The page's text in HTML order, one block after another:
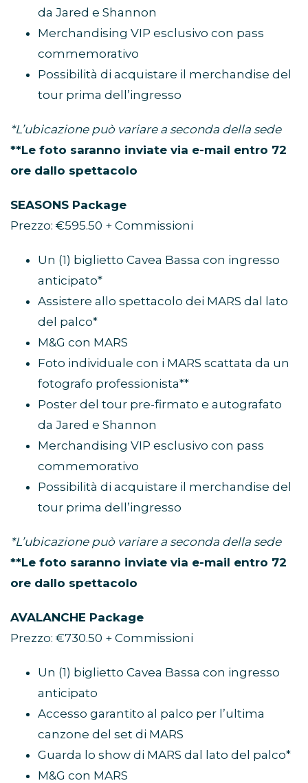
da Jared e Shannon
Merchandising VIP esclusivo con pass
commemorativo
Possibilità di acquistare il merchandise del
tour prima dell’ingresso
*L’ubicazione può variare a seconda della sede
**Le foto saranno inviate via e-mail entro 72
ore dallo spettacolo
SEASONS Package
Prezzo: €595.50 + Commissioni
Un (1) biglietto Cavea Bassa con ingresso
anticipato*
Assistere allo spettacolo dei MARS dal lato
del palco*
M&G con MARS
Foto individuale con i MARS scattata da un
fotografo professionista**
Poster del tour pre-firmato e autografato
da Jared e Shannon
Merchandising VIP esclusivo con pass
commemorativo
Possibilità di acquistare il merchandise del
tour prima dell’ingresso
*L’ubicazione può variare a seconda della sede
**Le foto saranno inviate via e-mail entro 72
ore dallo spettacolo
AVALANCHE Package
Prezzo: €730.50 + Commissioni
Un (1) biglietto Cavea Bassa con ingresso
anticipato
Accesso garantito al palco per l’ultima
canzone del set di MARS
Guarda lo show di MARS dal lato del palco*
M&G con MARS